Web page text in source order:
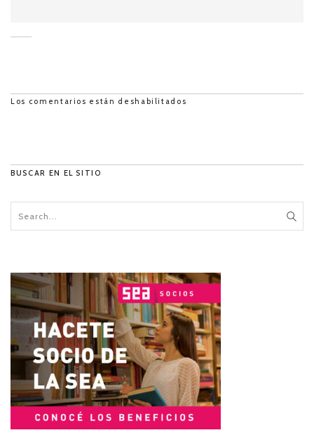
Los comentarios están deshabilitados
BUSCAR EN EL SITIO